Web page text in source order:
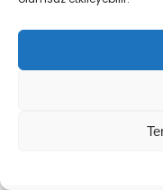
ürettiğimizde,
hızlı ve kalıcı
dönemde de
daha da
gündemimizde
Ürgüp Yolu,